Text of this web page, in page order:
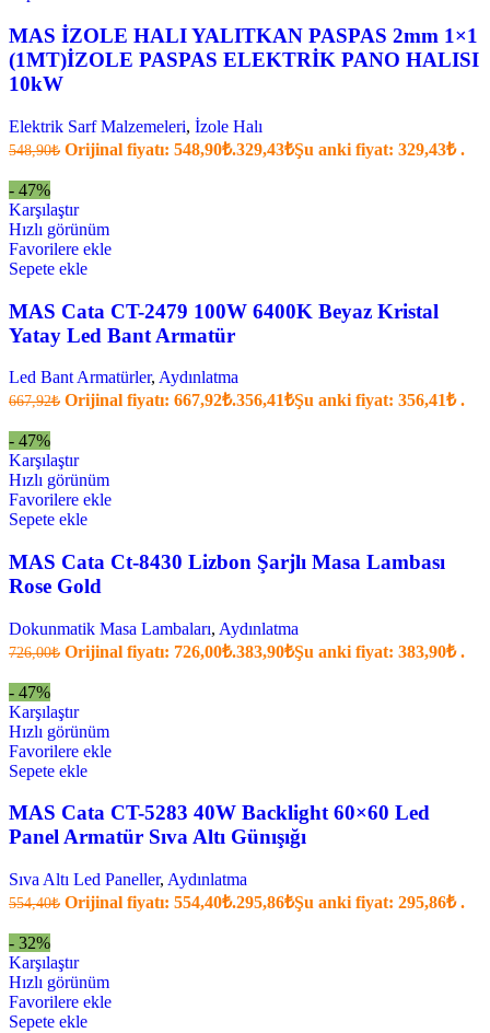
MAS İZOLE HALI YALITKAN PASPAS 2mm 1×1
(1MT)İZOLE PASPAS ELEKTRİK PANO HALISI
10kW
Elektrik Sarf Malzemeleri, İzole Halı
548,90₺ Orijinal fiyatı: 548,90₺.329,43₺Şu anki fiyat: 329,43₺ .
- 47%
Karşılaştır
Hızlı görünüm
Favorilere ekle
Sepete ekle
MAS Cata CT-2479 100W 6400K Beyaz Kristal
Yatay Led Bant Armatür
Led Bant Armatürler, Aydınlatma
667,92₺ Orijinal fiyatı: 667,92₺.356,41₺Şu anki fiyat: 356,41₺ .
- 47%
Karşılaştır
Hızlı görünüm
Favorilere ekle
Sepete ekle
MAS Cata Ct-8430 Lizbon Şarjlı Masa Lambası
Rose Gold
Dokunmatik Masa Lambaları, Aydınlatma
726,00₺ Orijinal fiyatı: 726,00₺.383,90₺Şu anki fiyat: 383,90₺ .
- 47%
Karşılaştır
Hızlı görünüm
Favorilere ekle
Sepete ekle
MAS Cata CT-5283 40W Backlight 60×60 Led
Panel Armatür Sıva Altı Günışığı
Sıva Altı Led Paneller, Aydınlatma
554,40₺ Orijinal fiyatı: 554,40₺.295,86₺Şu anki fiyat: 295,86₺ .
- 32%
Karşılaştır
Hızlı görünüm
Favorilere ekle
Sepete ekle